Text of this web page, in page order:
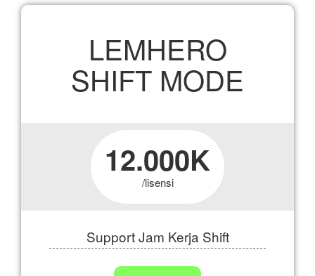
Shift ModeLEMHERO
SHIFT MODE
12.000K
/lisensi
Support Jam Kerja Shift